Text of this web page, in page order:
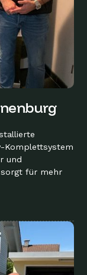
Komplettsystem
und
sorgt für mehr